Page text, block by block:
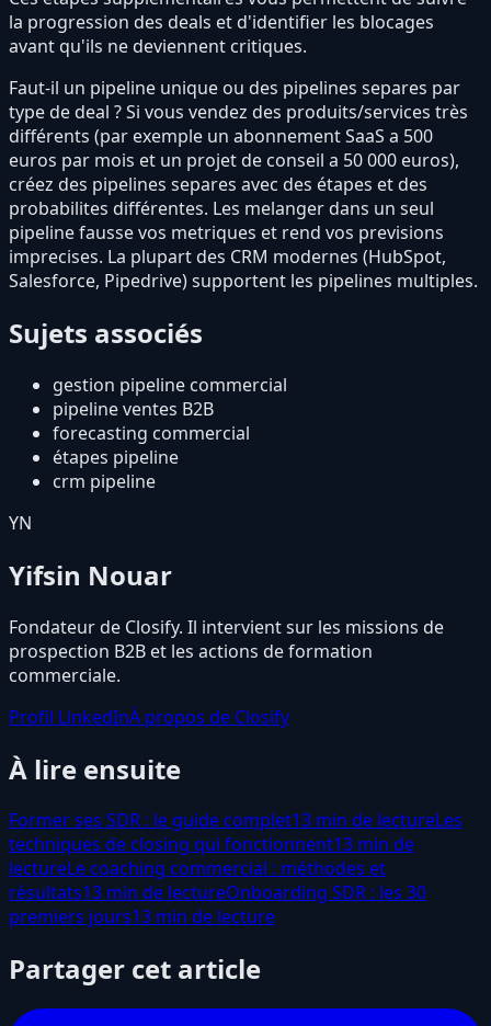
la progression des deals et d'identifier les blocages
avant qu'ils ne deviennent critiques.
Faut-il un pipeline unique ou des pipelines separes par
type de deal ? Si vous vendez des produits/services très
différents (par exemple un abonnement SaaS a 500
euros par mois et un projet de conseil a 50 000 euros),
créez des pipelines separes avec des étapes et des
probabilites différentes. Les melanger dans un seul
pipeline fausse vos metriques et rend vos previsions
imprecises. La plupart des CRM modernes (HubSpot,
Salesforce, Pipedrive) supportent les pipelines multiples.
Sujets associés
gestion pipeline commercial
pipeline ventes B2B
forecasting commercial
étapes pipeline
crm pipeline
YN
Yifsin Nouar
Fondateur de Closify. Il intervient sur les missions de
prospection B2B et les actions de formation
commerciale.
Profil LinkedInÀ propos de Closify
À lire ensuite
Former ses SDR : le guide complet13 min de lectureLes
techniques de closing qui fonctionnent13 min de
lectureLe coaching commercial : méthodes et
résultats13 min de lectureOnboarding SDR : les 30
premiers jours13 min de lecture
Partager cet article